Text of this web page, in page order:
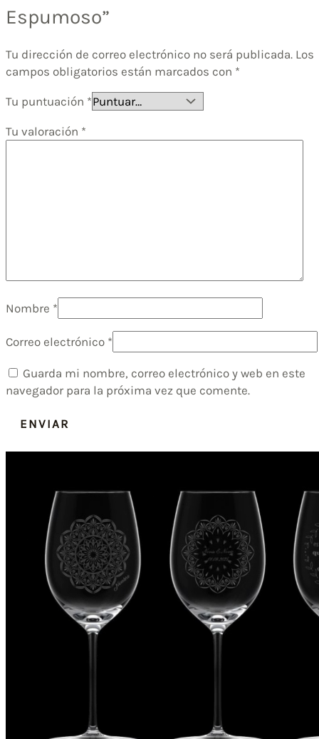
Espumoso”
Tu dirección de correo electrónico no será publicada. Los
campos obligatorios están marcados con *
Tu puntuación *
Tu valoración *
Nombre *
Correo electrónico *
Guarda mi nombre, correo electrónico y web en este
navegador para la próxima vez que comente.